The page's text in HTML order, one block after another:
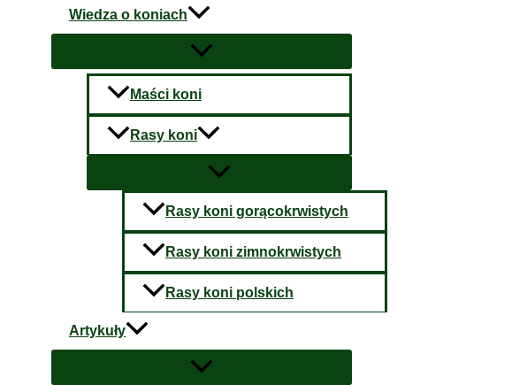
Wiedza o koniach
Maści koni
Rasy koni
Rasy koni gorącokrwistych
Rasy koni zimnokrwistych
Rasy koni polskich
Artykuły